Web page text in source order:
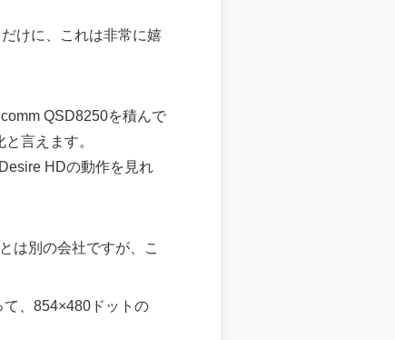
けに、これは非常に嬉
QSD8250を積んで
言えます。
HDの動作を見れ
は別の会社ですが、こ
て、854×480ドットの